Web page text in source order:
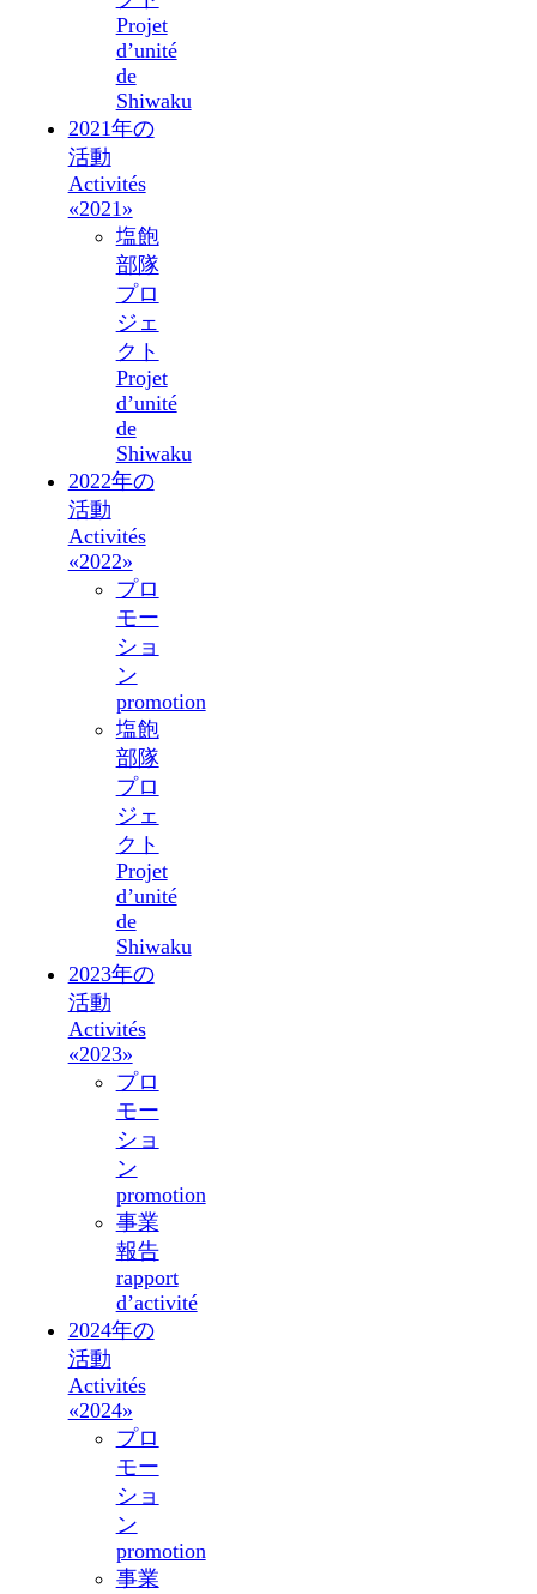
Projet
d’unité
de
Shiwaku
2021年の
活動
Activités
«2021»
塩飽
部隊
プロ
ジェ
クト
Projet
d’unité
de
Shiwaku
2022年の
活動
Activités
«2022»
プロ
モー
ショ
ン
promotion
塩飽
部隊
プロ
ジェ
クト
Projet
d’unité
de
Shiwaku
2023年の
活動
Activités
«2023»
プロ
モー
ショ
ン
promotion
事業
報告
rapport
d’activité
2024年の
活動
Activités
«2024»
プロ
モー
ショ
ン
promotion
事業